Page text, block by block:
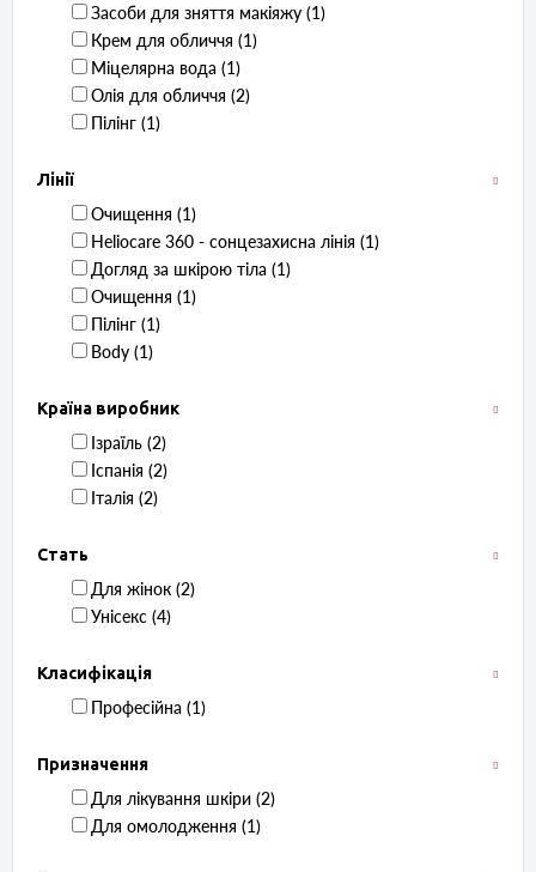
Засоби для зняття макіяжу ‏ (1)
Крем для обличчя ‏ (1)
Міцелярна вода ‏ (1)
Олія для обличчя ‏ (2)
Пілінг ‏ (1)
Лінії
Очищення ‏ (1)
Heliocare 360 ​​- сонцезахисна лінія ‏ (1)
Догляд за шкірою тіла ‏ (1)
Очищення ‏ (1)
Пілінг ‏ (1)
Body ‏ (1)
Країна виробник
Ізраїль ‏ (2)
Іспанія ‏ (2)
Італія ‏ (2)
Стать
Для жінок ‏ (2)
Унісекс ‏ (4)
Класифікація
Професійна ‏ (1)
Призначення
Для лікування шкіри ‏ (2)
Для омолодження ‏ (1)